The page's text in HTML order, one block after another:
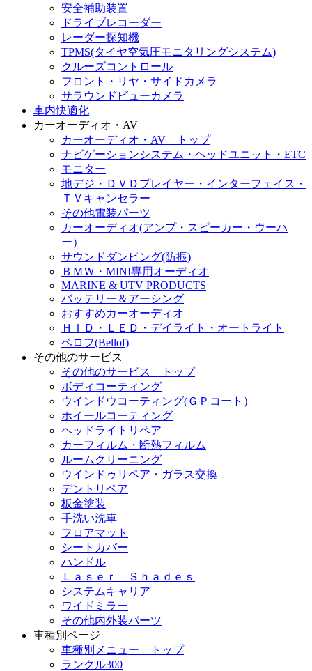
安全補助装置
ドライブレコーダー
レーダー探知機
TPMS(タイヤ空気圧モニタリングシステム)
クルーズコントロール
フロント・リヤ・サイドカメラ
サラウンドビューカメラ
車内快適化
カーオーディオ・AV
カーオーディオ・AV トップ
ナビゲーションシステム・ヘッドユニット・ETC
モニター
地デジ・ＤＶＤプレイヤー・インターフェイス・
ＴＶキャンセラー
その他電装パーツ
カーオーディオ(アンプ・スピーカー・ウーハ
ー）
サウンドダンピング(防振)
ＢＭＷ・MINI専用オーディオ
MARINE & UTV PRODUCTS
バッテリー＆アーシング
おすすめカーオーディオ
ＨＩＤ・ＬＥＤ・デイライト・オートライト
ベロフ(Bellof)
その他のサービス
その他のサービス トップ
ボディコーティング
ウインドウコーティング(ＧＰコート）
ホイールコーティング
ヘッドライトリペア
カーフィルム・断熱フィルム
ルームクリーニング
ウインドゥリペア・ガラス交換
デントリペア
板金塗装
手洗い洗車
フロアマット
シートカバー
ハンドル
Ｌａｓｅｒ Ｓｈａｄｅｓ
システムキャリア
ワイドミラー
その他内外装パーツ
車種別ページ
車種別メニュー トップ
ランクル300